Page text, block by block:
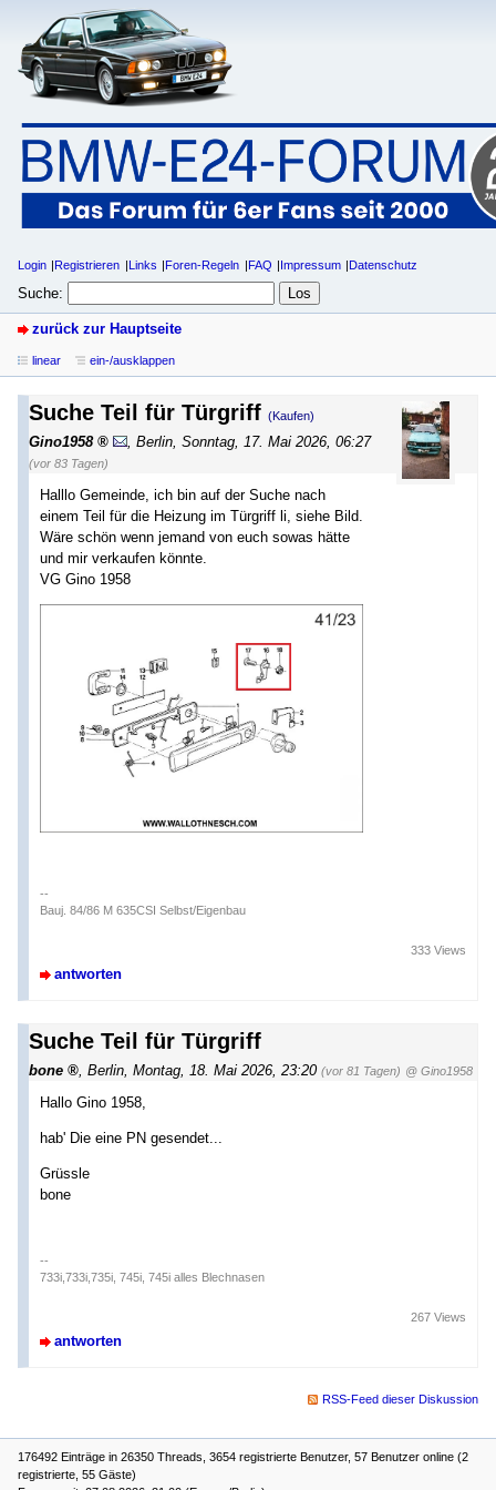
Login Registrieren Links Foren-Regeln FAQ Impressum Datenschutz
Suche:
zurück zur Hauptseite
linear ein-/ausklappen
Suche Teil für Türgriff (Kaufen)
Gino1958 Berlin Sonntag, 17. Mai 2026, 06:27
(vor 83 Tagen)
Halllo Gemeinde, ich bin auf der Suche nach
einem Teil für die Heizung im Türgriff li, siehe Bild.
Wäre schön wenn jemand von euch sowas hätte
und mir verkaufen könnte.
VG Gino 1958
--
Bauj. 84/86 M 635CSI Selbst/Eigenbau
antworten
333 Views
Suche Teil für Türgriff
bone , Berlin, Montag, 18. Mai 2026, 23:20 (vor 81 Tagen) @ Gino1958
Hallo Gino 1958,
hab' Die eine PN gesendet...
Grüssle
bone
--
733i,733i,735i, 745i, 745i alles Blechnasen
antworten
267 Views
RSS-Feed dieser Diskussion
176492 Einträge in 26350 Threads, 3654 registrierte Benutzer, 57 Benutzer online (2
registrierte, 55 Gäste)